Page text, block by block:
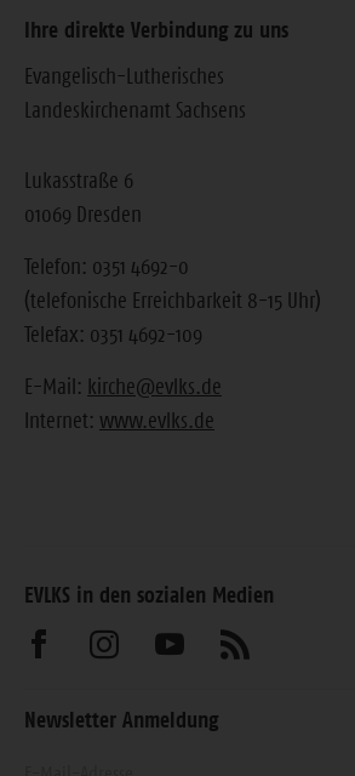
Ihre direkte Verbindung zu uns
Evangelisch-Lutherisches
Landeskirchenamt Sachsens
Lukasstraße 6
01069 Dresden
Telefon: 0351 4692-0
(telefonische Erreichbarkeit 8-15 Uhr)
Telefax: 0351 4692-109
E-Mail: kirche@evlks.de
Internet: www.evlks.de
EVLKS in den sozialen Medien
Besuchen
uns
Besuchen
uns
Besuchen
uns
Abonnieren
Newsletter Anmeldung